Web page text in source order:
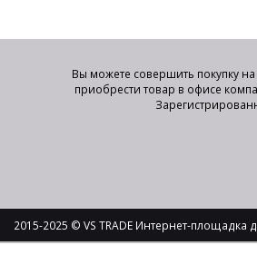
Вы можете совершить покупку
приобрести товар в офисе
2015-2025 © VS TRADE Интернет-